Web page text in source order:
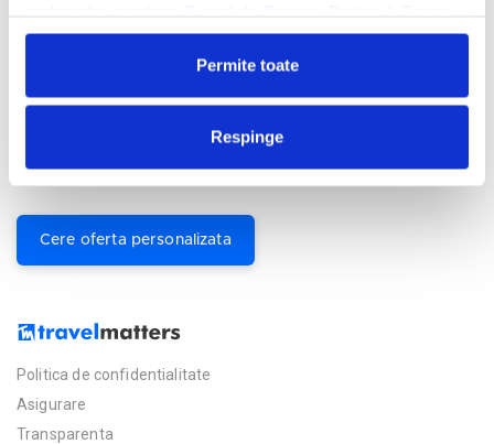
Permite toate
Respinge
Masa:Mic Dejun si Demipensiune.
Cere oferta personalizata
Politica de confidentialitate
Asigurare
Transparenta